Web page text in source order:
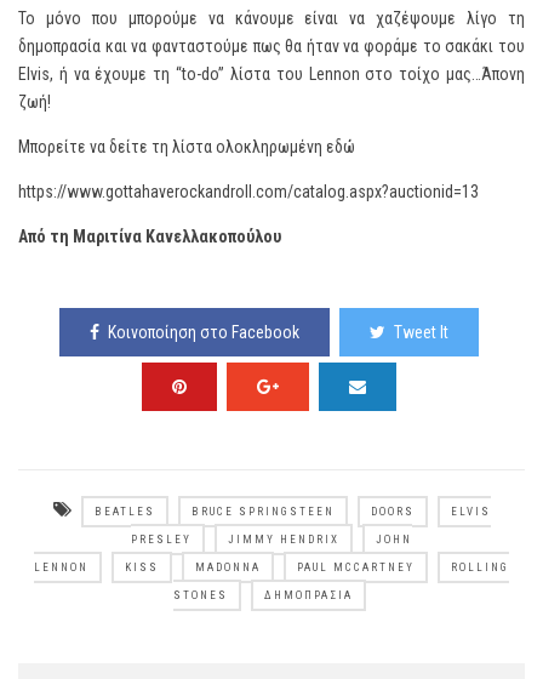
Το μόνο που μπορούμε να κάνουμε είναι να χαζέψουμε λίγο τη
δημοπρασία και να φανταστούμε πως θα ήταν να φοράμε το σακάκι του
Elvis, ή να έχουμε τη “to-do” λίστα του Lennon στο τοίχο μας…Άπονη
ζωή!
Μπορείτε να δείτε τη λίστα ολοκληρωμένη εδώ
https://www.gottahaverockandroll.com/catalog.aspx?auctionid=13
Από τη Μαριτίνα Κανελλακοπούλου
Κοινοποίηση στο Facebook Tweet It
BEATLES BRUCE SPRINGSTEEN DOORS ELVIS
PRESLEY JIMMY HENDRIX JOHN
LENNON KISS MADONNA PAUL MCCARTNEY ROLLING
STONES ΔΗΜΟΠΡΑΣΊΑ